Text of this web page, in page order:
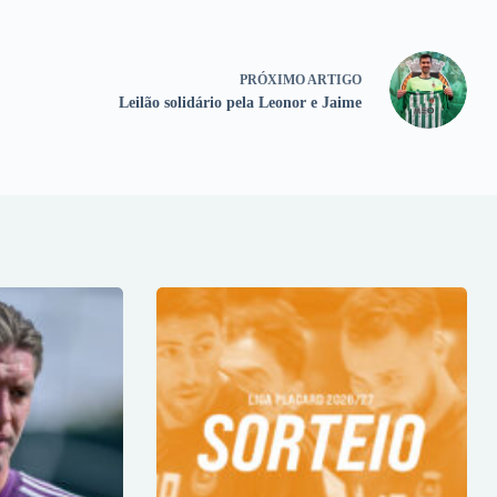
PRÓXIMO ARTIGO
Leilão solidário pela Leonor e Jaime